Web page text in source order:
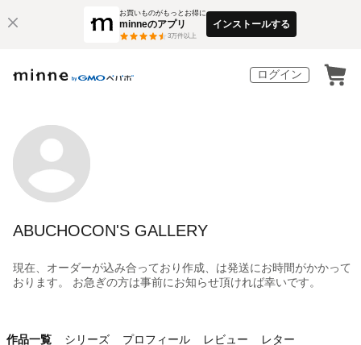
お買いものがもっとお得に
minneのアプリ
3万件以上
インストールする
ログイン
ABUCHOCON'S GALLERY
現在、オーダーが込み合っており作成、は発送にお時間がかかって
おります。 お急ぎの方は事前にお知らせ頂ければ幸いです。
作品一覧 シリーズ プロフィール レビュー レター